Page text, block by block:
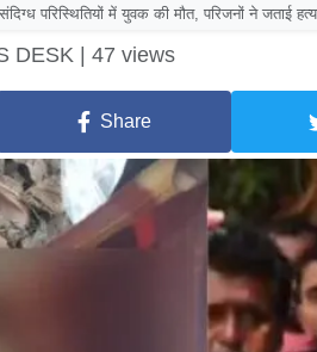
परिस्थितियों में युवक की मौत, परिजनों ने जताई
DESK | 47 views
Share